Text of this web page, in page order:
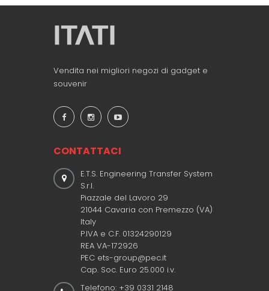
Vendita nei migliori negozi di gadget e
souvenir
CONTATTACI
E.T.S. Engineering Transfer System
S.r.l.
Piazzale del Lavoro 29
21044 Cavaria con Premezzo (VA)
Italy
P.IVA e C.F. 01324290129
REA VA-172926
PEC ets-group@pec.it
Cap. Soc. Euro 25.000 i.v.
Telefono: +39 0331 2148